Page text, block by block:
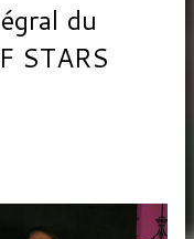
du
STARS